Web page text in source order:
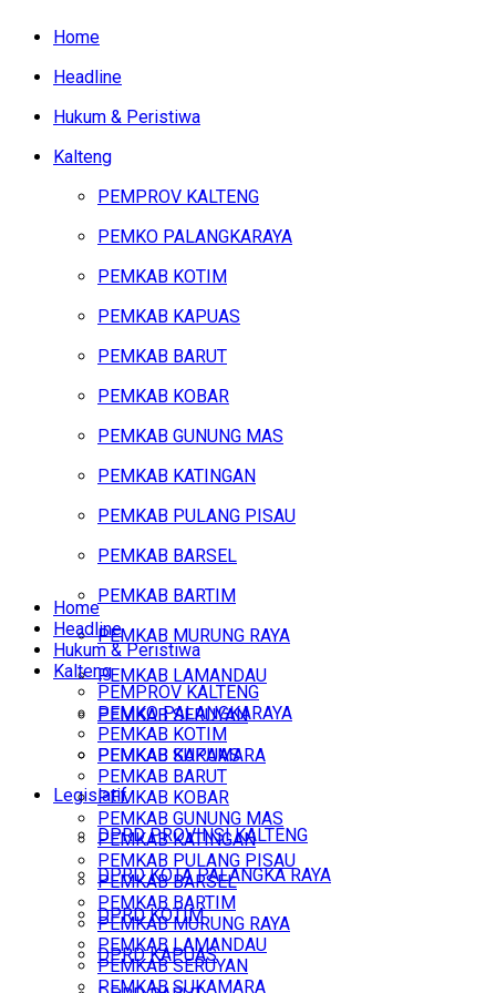
Home
Headline
Hukum & Peristiwa
Kalteng
PEMPROV KALTENG
PEMKO PALANGKARAYA
PEMKAB KOTIM
PEMKAB KAPUAS
PEMKAB BARUT
PEMKAB KOBAR
PEMKAB GUNUNG MAS
PEMKAB KATINGAN
PEMKAB PULANG PISAU
PEMKAB BARSEL
PEMKAB BARTIM
PEMKAB MURUNG RAYA
PEMKAB LAMANDAU
PEMKAB SERUYAN
PEMKAB SUKAMARA
Legislatif
DPRD PROVINSI KALTENG
DPRD KOTA PALANGKA RAYA
DPRD KOTIM
DPRD KAPUAS
Home
Headline
Hukum & Peristiwa
Kalteng
PEMPROV KALTENG
PEMKO PALANGKARAYA
PEMKAB KOTIM
PEMKAB KAPUAS
PEMKAB BARUT
PEMKAB KOBAR
PEMKAB GUNUNG MAS
PEMKAB KATINGAN
PEMKAB PULANG PISAU
PEMKAB BARSEL
PEMKAB BARTIM
PEMKAB MURUNG RAYA
PEMKAB LAMANDAU
PEMKAB SERUYAN
PEMKAB SUKAMARA